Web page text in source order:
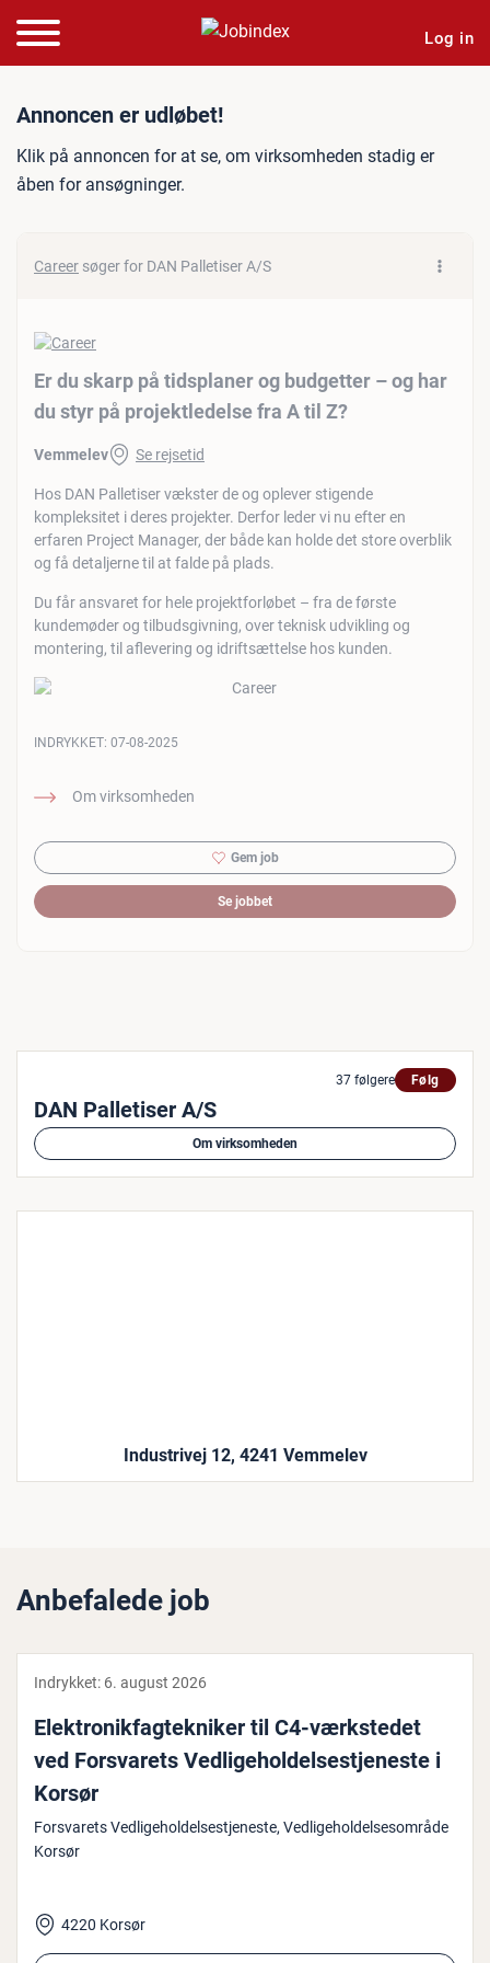
Log in
Jobannonce: Er du skarp
Annoncen er udløbet!
Klik på annoncen for at se, om virksomheden stadig er
åben for ansøgninger.
Career søger for DAN Palletiser A/S
Er du skarp på tidsplaner og budgetter – og har
du styr på projektledelse fra A til Z?
Vemmelev Se rejsetid
Hos DAN Palletiser vækster de og oplever stigende
kompleksitet i deres projekter. Derfor leder vi nu efter en
erfaren Project Manager, der både kan holde det store overblik
og få detaljerne til at falde på plads.
Du får ansvaret for hele projektforløbet – fra de første
kundemøder og tilbudsgivning, over teknisk udvikling og
montering, til aflevering og idriftsættelse hos kunden.
Om virksomheden
INDRYKKET: 07-08-2025
Gem job
Se jobbet
37 følgere Følg
DAN Palletiser A/S
Om virksomheden
Industrivej 12, 4241 Vemmelev
Anbefalede job
Indrykket: 6. august 2026
Elek­tro­nik­fag­tek­ni­ker til C4-værk­ste­det
ved For­sva­rets Ved­li­ge­hol­del­se­s­tje­ne­ste i
Korsør
Forsvarets Vedligeholdelsestjeneste, Vedligeholdelsesområde
Korsør
4220 Korsør